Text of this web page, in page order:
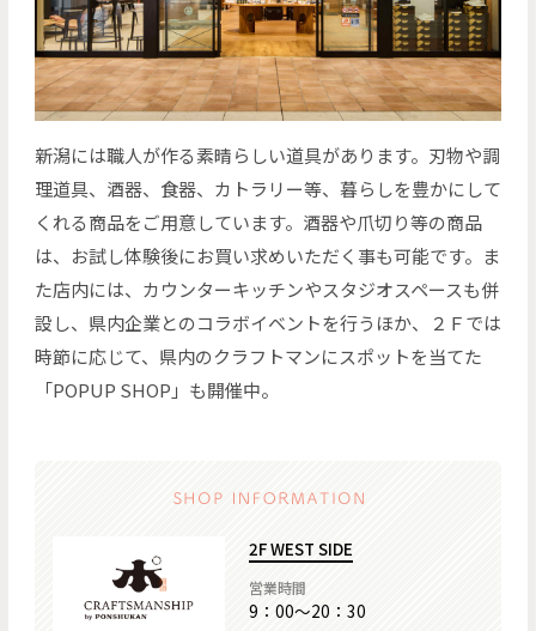
新潟には職人が作る素晴らしい道具があります。刃物や調
理道具、酒器、食器、カトラリー等、暮らしを豊かにして
くれる商品をご用意しています。酒器や爪切り等の商品
は、お試し体験後にお買い求めいただく事も可能です。ま
た店内には、カウンターキッチンやスタジオスペースも併
設し、県内企業とのコラボイベントを行うほか、２Ｆでは
時節に応じて、県内のクラフトマンにスポットを当てた
「POPUP SHOP」も開催中。
2F WEST SIDE
営業時間
9：00～20：30